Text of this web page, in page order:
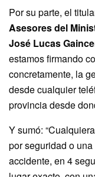
Por su parte, el
Asesores del
José Lucas
estamos firmando
concretamente, la
desde cualquier
provincia desde
Y sumó:
por seguridad o
accidente, en 4